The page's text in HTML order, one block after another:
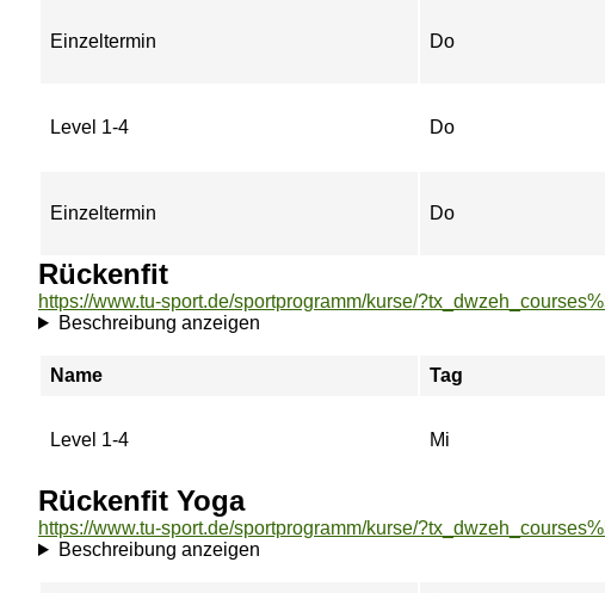
Einzeltermin Do
Level 1-4 Do
Einzeltermin Do
Rückenfit
Beschreibung anzeigen
Name Tag
Level 1-4 Mi
Rückenfit Yoga
Beschreibung anzeigen